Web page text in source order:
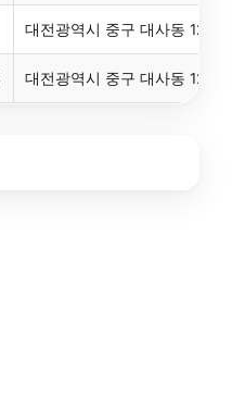
대전광역시 중구 대사동 121
대전광역시 중구 대사동 121 1